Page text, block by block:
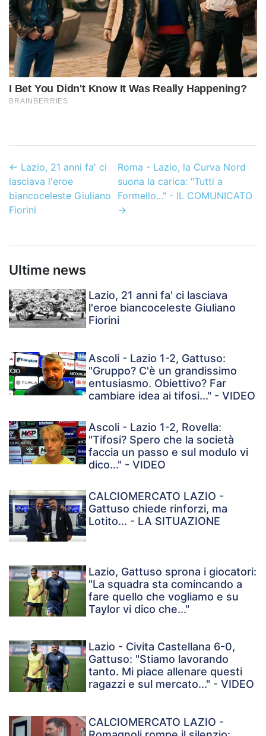
← Lazio, 21 anni fa' ci
lasciava l'eroe
biancoceleste Giuliano
Fiorini
Roma - Lazio, la Curva Nord
suona la carica: "Tutti a
Formello..." - IL COMUNICATO
→
Ultime news
Lazio, 21 anni fa' ci lasciava
l'eroe biancoceleste Giuliano
Fiorini
Ascoli - Lazio 1-2, Gattuso:
"Gruppo? C'è un grandissimo
entusiasmo. Obiettivo? Far
cambiare idea ai tifosi..." - VIDEO
Ascoli - Lazio 1-2, Rovella:
"Tifosi? Spero che la società
faccia un passo e sul modulo vi
dico..." - VIDEO
CALCIOMERCATO LAZIO -
Gattuso chiede rinforzi, ma
Lotito... - LA SITUAZIONE
Lazio, Gattuso sprona i giocatori:
"La squadra sta comincando a
fare quello che vogliamo e su
Taylor vi dico che..."
Lazio - Civita Castellana 6-0,
Gattuso: "Stiamo lavorando
tanto. Mi piace allenare questi
ragazzi e sul mercato..." - VIDEO
CALCIOMERCATO LAZIO -